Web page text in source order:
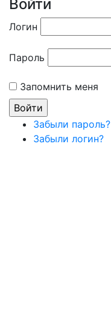
Войти
Логин
Пароль
Запомнить меня
Забыли пароль?
Забыли логин?